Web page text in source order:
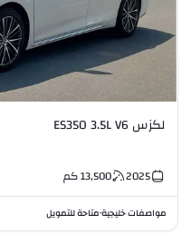
لكزس ES350 3.5L V6
2025
13,500كم
مواصفات خليجية•متاحة للتمويل